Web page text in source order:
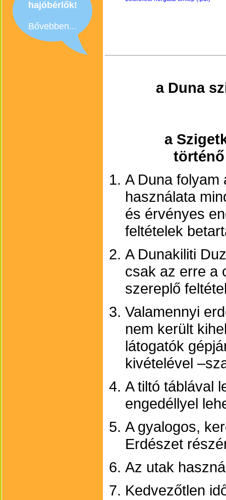
hajóbérlők!
Bővebben...
a Duna
a
A Duna
használata
és érvényes
feltételek
A Dunakiliti
csak az erre a
szereplő
Valamennyi
nem került
látogatók
kivételével
A tiltó táblával
engedéllyel
A gyalogos,
Erdészet
Az utak
Kedvezőtlen